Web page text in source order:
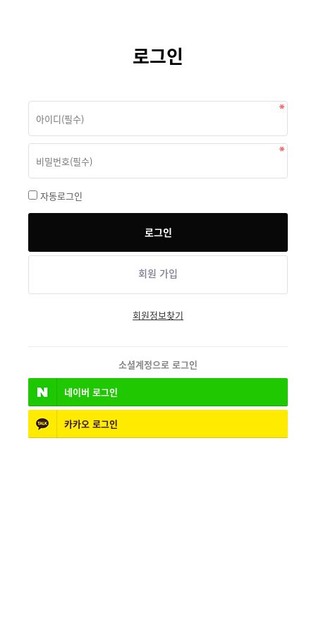
로그인
자동로그인
회원 가입
회원정보찾기
소셜계정으로 로그인
네이버 로그인
카카오 로그인